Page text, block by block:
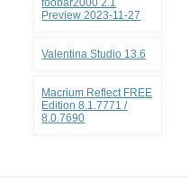
foobar2000 2.1
Preview 2023-11-27
Valentina Studio 13.6
Macrium Reflect FREE
Edition 8.1.7771 /
8.0.7690